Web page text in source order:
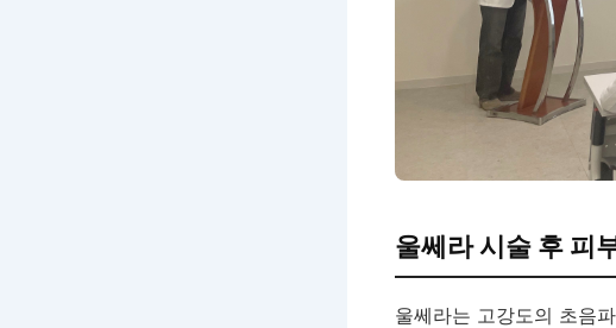
울쎄라 시술 후 피
울쎄라는 고강도의 초음